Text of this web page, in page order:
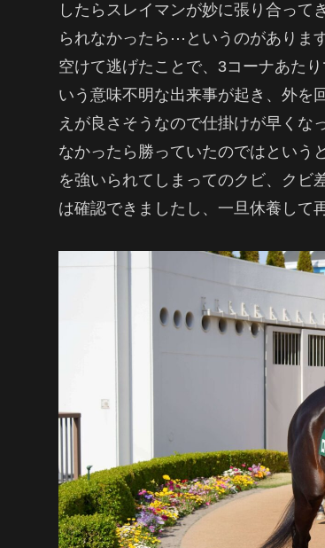
したらスレイマンが妙に張り合って
られなかったら⋯というのがありま
空けて逃げたことで、3コーナあた
いう意味不明な出来事が起き、外を
えが良さそうなので仕掛けが早くな
なかったら勝っていたのではという
を強いられてしまってのクビ、ク
は確認できましたし、一旦休養して